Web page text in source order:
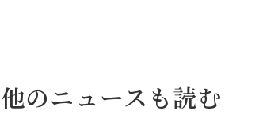
他のニュースも読む